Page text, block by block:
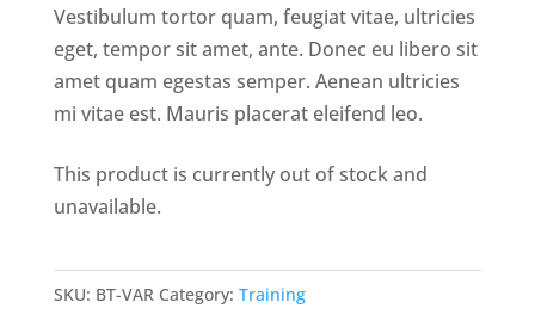
Vestibulum tortor quam, feugiat vitae, ultricies
eget, tempor sit amet, ante. Donec eu libero sit
amet quam egestas semper. Aenean ultricies
mi vitae est. Mauris placerat eleifend leo.
This product is currently out of stock and
unavailable.
SKU: BT-VAR Category: Training